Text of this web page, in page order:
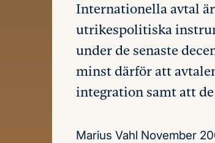
Internationella avtal
utrikespolitiska
under de senaste
minst därför att
integration samt att
Marius Vahl November